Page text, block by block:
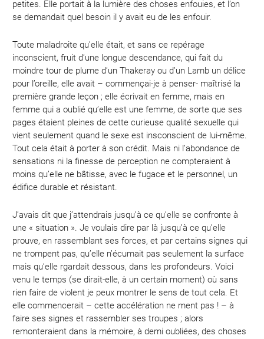
petites. Elle portait à la lumière des choses enfouies, et l’on
se demandait quel besoin il y avait eu de les enfouir.
Toute maladroite qu’elle était, et sans ce repérage
inconscient, fruit d’une longue descendance, qui fait du
moindre tour de plume d’un Thakeray ou d’un Lamb un délice
pour l’oreille, elle avait – commençai-je à penser- maîtrisé la
première grande leçon ; elle écrivait en femme, mais en
femme qui a oublié qu’elle est une femme, de sorte que ses
pages étaient pleines de cette curieuse qualité sexuelle qui
vient seulement quand le sexe est insconscient de lui-même.
Tout cela était à porter à son crédit. Mais ni l’abondance de
sensations ni la finesse de perception ne compteraient à
moins qu’elle ne bâtisse, avec le fugace et le personnel, un
édifice durable et résistant.
J’avais dit que j’attendrais jusqu’à ce qu’elle se confronte à
une « situation ». Je voulais dire par là jusqu’à ce qu’elle
prouve, en rassemblant ses forces, et par certains signes qui
ne trompent pas, qu’elle n’écumait pas seulement la surface
mais qu’elle rgardait dessous, dans les profondeurs. Voici
venu le temps (se dirait-elle, à un certain moment) où sans
rien faire de violent je peux montrer le sens de tout cela. Et
elle commencerait – cette accélération ne ment pas ! – à
faire ses signes et rassembler ses troupes ; alors
remonteraient dans la mémoire, à demi oubliées, des choses